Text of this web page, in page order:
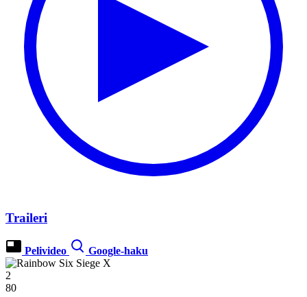
Traileri
Pelivideo Google-haku
2
80